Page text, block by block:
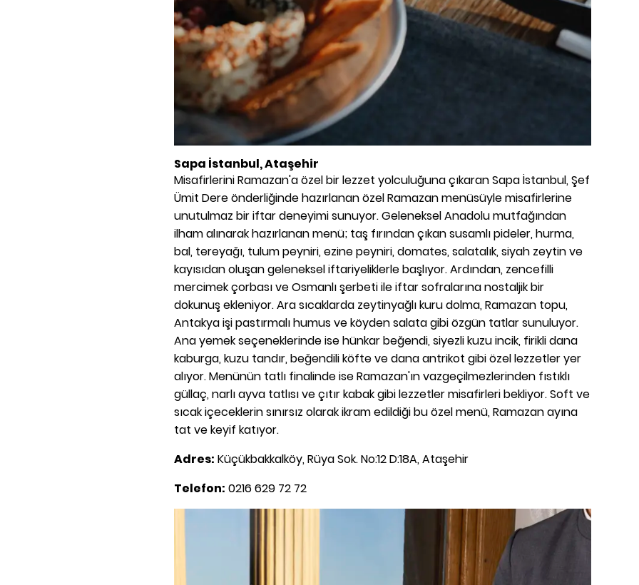
Sapa İstanbul, Ataşehir
Misafirlerini Ramazan'a özel bir lezzet yolculuğuna çıkaran Sapa İstanbul, Şef
Ümit Dere önderliğinde hazırlanan özel Ramazan menüsüyle misafirlerine
unutulmaz bir iftar deneyimi sunuyor. Geleneksel Anadolu mutfağından
ilham alınarak hazırlanan menü; taş fırından çıkan susamlı pideler, hurma,
bal, tereyağı, tulum peyniri, ezine peyniri, domates, salatalık, siyah zeytin ve
kayısıdan oluşan geleneksel iftariyeliklerle başlıyor. Ardından, zencefilli
mercimek çorbası ve Osmanlı şerbeti ile iftar sofralarına nostaljik bir
dokunuş ekleniyor. Ara sıcaklarda zeytinyağlı kuru dolma, Ramazan topu,
Antakya işi pastırmalı humus ve köyden salata gibi özgün tatlar sunuluyor.
Ana yemek seçeneklerinde ise hünkar beğendi, siyezli kuzu incik, firikli dana
kaburga, kuzu tandır, beğendili köfte ve dana antrikot gibi özel lezzetler yer
alıyor. Menünün tatlı finalinde ise Ramazan'ın vazgeçilmezlerinden fıstıklı
güllaç, narlı ayva tatlısı ve çıtır kabak gibi lezzetler misafirleri bekliyor. Soft ve
sıcak içeceklerin sınırsız olarak ikram edildiği bu özel menü, Ramazan ayına
tat ve keyif katıyor.
Adres: Küçükbakkalköy, Rüya Sok. No:12 D:18A, Ataşehir
Telefon: 0216 629 72 72